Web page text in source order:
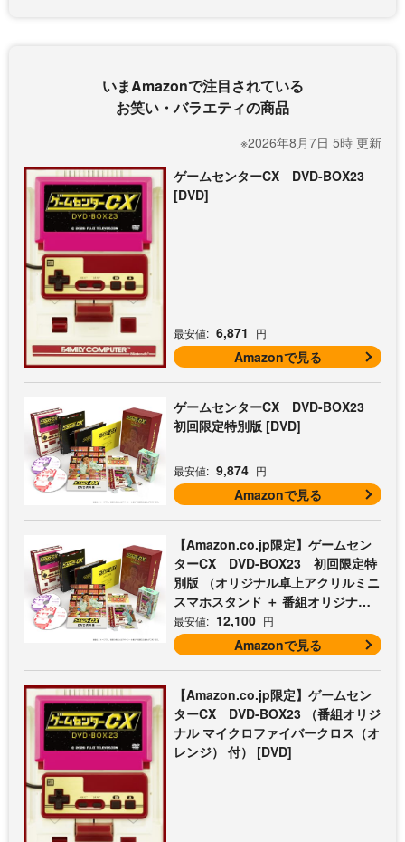
いまAmazonで注目されている
お笑い・バラエティの商品
※2026年8月7日 5時 更新
ゲームセンターCX DVD-BOX23
[DVD]
最安値: 6,871 円
Amazonで見る
ゲームセンターCX DVD-BOX23
初回限定特別版 [DVD]
最安値: 9,874 円
Amazonで見る
【Amazon.co.jp限定】ゲームセン
ターCX DVD-BOX23 初回限定特
別版 （オリジナル卓上アクリルミニ
スマホスタンド ＋ 番組オリジナル
マイクロファイバークロス（オレン
ジ） 付） [DVD]
最安値: 12,100 円
Amazonで見る
【Amazon.co.jp限定】ゲームセン
ターCX DVD-BOX23 （番組オリジ
ナル マイクロファイバークロス（オ
レンジ） 付） [DVD]